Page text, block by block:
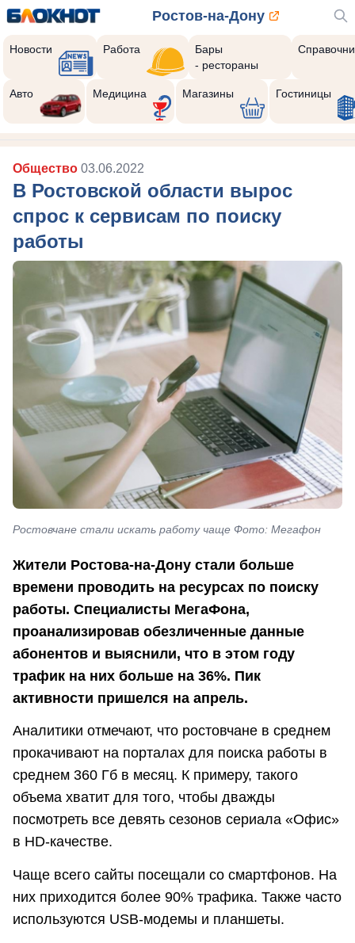
Ростов-на-Дону
Новости Работа
Бары
- рестораны
Авто Медицина Магазины Гостиницы
Общество 03.06.2022
В Ростовской области вырос
спрос к сервисам по поиску
работы
Ростовчане стали искать работу чаще Фото: Мегафон
Жители Ростова-на-Дону стали больше
времени проводить на ресурсах по поиску
работы. Специалисты МегаФона,
проанализировав обезличенные данные
абонентов и выяснили, что в этом году
трафик на них больше на 36%. Пик
активности пришелся на апрель.
Аналитики отмечают, что ростовчане в среднем
прокачивают на порталах для поиска работы в
среднем 360 Гб в месяц. К примеру, такого
объема хватит для того, чтобы дважды
посмотреть все девять сезонов сериала «Офис»
в HD-качестве.
Чаще всего сайты посещали со смартфонов. На
них приходится более 90% трафика. Также часто
используются USB-модемы и планшеты.